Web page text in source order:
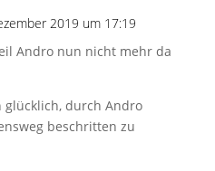
2019 um 17:19
Andro nun nicht mehr da
glücklich, durch Andro
beschritten zu